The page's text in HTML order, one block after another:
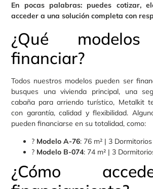
En pocas palabras: puedes cotizar,
acceder a una solución completa con
¿Qué
financiar?
Todos nuestros modelos pueden ser
busques una vivienda principal, una
cabaña para arriendo turístico, Metalkit
con garantía, calidad y flexibilidad.
pueden financiarse en su totalidad, como:
? Modelo A-76: 76 m² | 3
? Modelo B-074: 74 m² | 3
¿Cómo